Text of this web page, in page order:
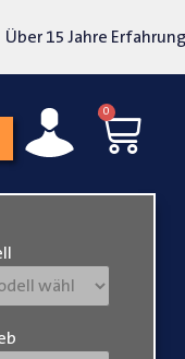
15 Jahre Erfahrung
0